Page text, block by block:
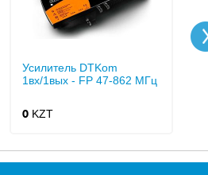
Усилитель DTKom
1вх/1вых - FP 47-862 МГц
0 KZT